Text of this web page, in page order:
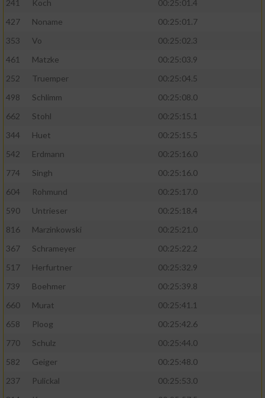
241
Koch
00:25:01.4
427
Noname
00:25:01.7
353
Vo
00:25:02.3
461
Matzke
00:25:03.9
252
Truemper
00:25:04.5
498
Schlimm
00:25:08.0
662
Stohl
00:25:15.1
344
Huet
00:25:15.5
542
Erdmann
00:25:16.0
774
Singh
00:25:16.0
604
Rohmund
00:25:17.0
590
Untrieser
00:25:18.4
816
Marzinkowski
00:25:21.0
367
Schrameyer
00:25:22.2
517
Herfurtner
00:25:32.9
739
Boehmer
00:25:39.8
660
Murat
00:25:41.1
658
Ploog
00:25:42.6
770
Schulz
00:25:44.0
582
Geiger
00:25:48.0
237
Pulickal
00:25:53.0